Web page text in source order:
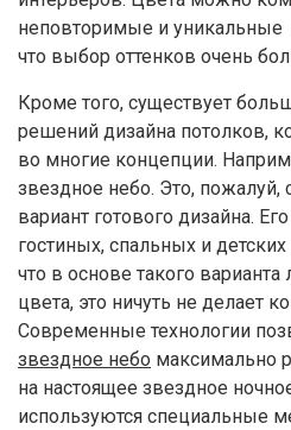
неповторимые и уникальные
что выбор оттенков очень
Кроме того, существует
решений дизайна потолков,
во многие концепции.
звездное небо. Это,
вариант готового дизайна.
гостиных, спальных и
что в основе такого
цвета, это ничуть не делает
Современные технологии
звездное небо максимально
на настоящее звездное
используются специальные